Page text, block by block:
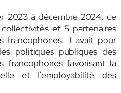
2023 à décembre 2024, ce
et 5 partenaires
francophones. Il avait pour
politiques publiques des
francophones favorisant la
et l’employabilité des